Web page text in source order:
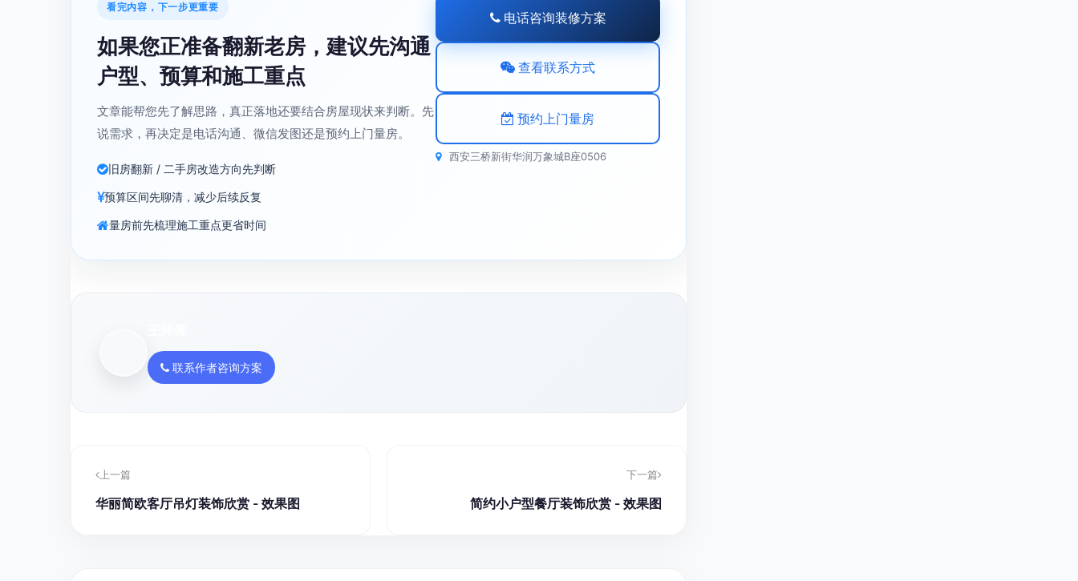
看完内容，下一步更重要
如果您正准备翻新老房，建议先沟通
户型、预算和施工重点
文章能帮您先了解思路，真正落地还要结合房屋现状来判断。先
说需求，再决定是电话沟通、微信发图还是预约上门量房。
旧房翻新 / 二手房改造方向先判断
预算区间先聊清，减少后续反复
量房前先梳理施工重点更省时间
电话咨询装修方案
查看联系方式
预约上门量房
西安三桥新街华润万象城B座0506
联系作者咨询方案
上一篇
华丽简欧客厅吊灯装饰欣赏 - 效果图
下一篇
简约小户型餐厅装饰欣赏 - 效果图